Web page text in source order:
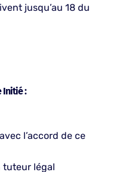
jusqu’au 18 du
Initié :
l’accord de ce
tuteur légal